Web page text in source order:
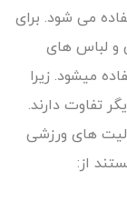
می شود. برای
و لباس های
میشود. زیرا
تفاوت دارند.
های ورزشی
از: